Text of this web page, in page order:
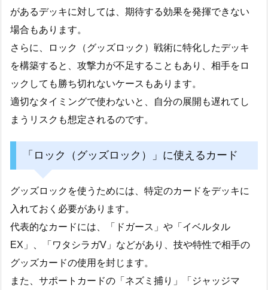
があるデッキに対しては、期待する効果を発揮できない
場合もあります。
さらに、ロック（グッズロック）戦術に特化したデッキ
を構築すると、攻撃力が不足することもあり、相手をロ
ックしても勝ち切れないケースもあります。
適切なタイミングで使わないと、自分の展開も遅れてし
まうリスクも想定されるのです。
「ロック（グッズロック）」に使えるカード
グッズロックを使うためには、特定のカードをデッキに
入れておく必要があります。
代表的なカードには、「ドガース」や「イベルタル
EX」、「ワタシラガV」などがあり、技や特性で相手の
グッズカードの使用を封じます。
また、サポートカードの「ネズミ捕り」「ジャッジマ